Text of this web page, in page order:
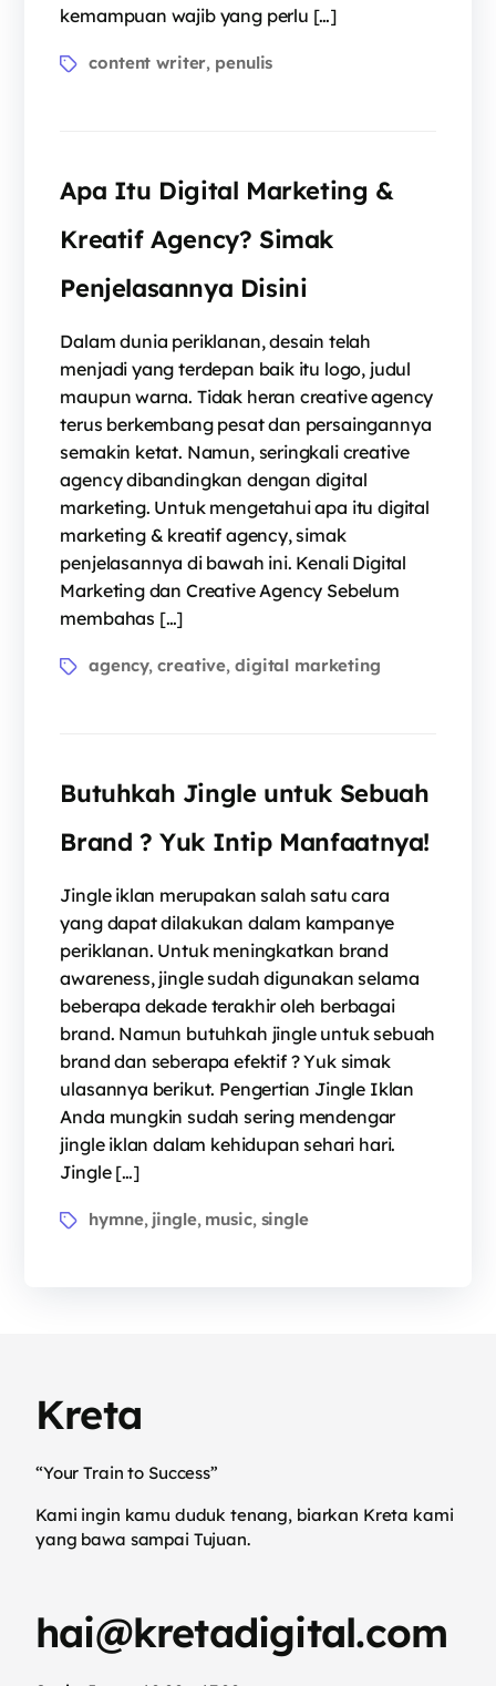
kemampuan wajib yang perlu […]
content writer, penulis
Apa Itu Digital Marketing &
Kreatif Agency? Simak
Penjelasannya Disini
Dalam dunia periklanan, desain telah
menjadi yang terdepan baik itu logo, judul
maupun warna. Tidak heran creative agency
terus berkembang pesat dan persaingannya
semakin ketat. Namun, seringkali creative
agency dibandingkan dengan digital
marketing. Untuk mengetahui apa itu digital
marketing & kreatif agency, simak
penjelasannya di bawah ini. Kenali Digital
Marketing dan Creative Agency Sebelum
membahas […]
agency,creative,digital marketing
Butuhkah Jingle untuk Sebuah
Brand ? Yuk Intip Manfaatnya!
Jingle iklan merupakan salah satu cara
yang dapat dilakukan dalam kampanye
periklanan. Untuk meningkatkan brand
awareness, jingle sudah digunakan selama
beberapa dekade terakhir oleh berbagai
brand. Namun butuhkah jingle untuk sebuah
brand dan seberapa efektif ? Yuk simak
ulasannya berikut. Pengertian Jingle Iklan
Anda mungkin sudah sering mendengar
jingle iklan dalam kehidupan sehari hari.
Jingle […]
hymne, jingle, music, single
Kreta
“Your Train to Success”
Kami ingin kamu duduk tenang, biarkan Kreta kami
yang bawa sampai Tujuan.
hai@kretadigital.com